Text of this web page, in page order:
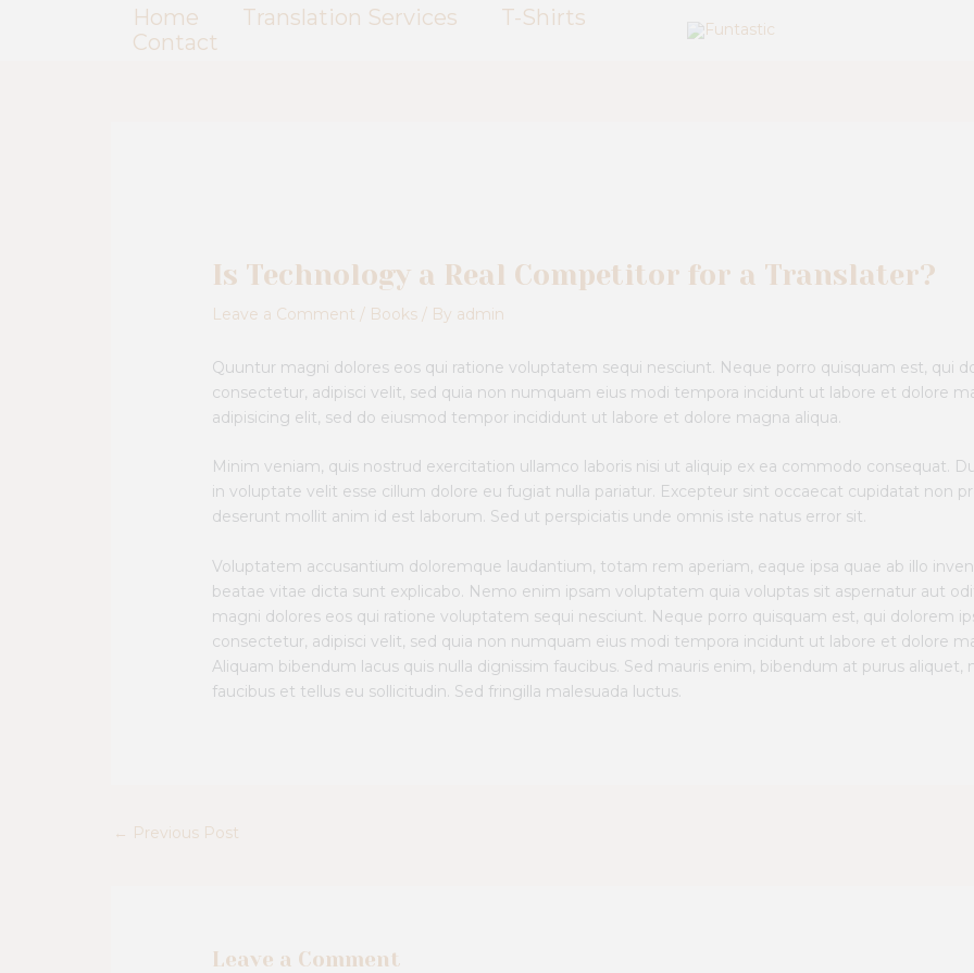
Home Translation Services
T-Shirts
Contact
Is Technology a Real Competitor for a Translater?
Leave a Comment / Books / By admin
Quuntur magni dolores eos qui ratione voluptatem sequi nesciunt. Neque porro quisquam est, qui
consectetur, adipisci velit, sed quia non numquam eius modi tempora incidunt ut labore et dolore
adipisicing elit, sed do eiusmod tempor incididunt ut labore et dolore magna aliqua.
Minim veniam, quis nostrud exercitation ullamco laboris nisi ut aliquip ex ea commodo consequat.
in voluptate velit esse cillum dolore eu fugiat nulla pariatur. Excepteur sint occaecat cupidatat non
deserunt mollit anim id est laborum. Sed ut perspiciatis unde omnis iste natus error sit.
Voluptatem accusantium doloremque laudantium, totam rem aperiam, eaque ipsa quae ab illo
beatae vitae dicta sunt explicabo. Nemo enim ipsam voluptatem quia voluptas sit aspernatur aut
magni dolores eos qui ratione voluptatem sequi nesciunt. Neque porro quisquam est, qui dolorem
consectetur, adipisci velit, sed quia non numquam eius modi tempora incidunt ut labore et dolore
Aliquam bibendum lacus quis nulla dignissim faucibus. Sed mauris enim, bibendum at purus
faucibus et tellus eu sollicitudin. Sed fringilla malesuada luctus.
Post
navigation
← Previous Post
Leave a Comment